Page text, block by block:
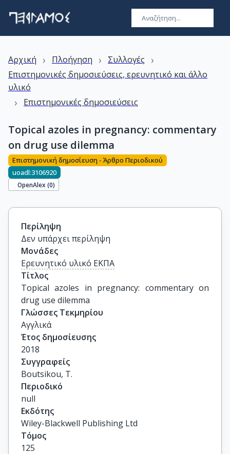
Αρχική › Πλοήγηση › Συλλογές ›
Επιστημονικές δημοσιεύσεις, ερευνητικό και άλλο
υλικό
› Επιστημονικές δημοσιεύσεις
Topical azoles in pregnancy: commentary
on drug use dilemma
Επιστημονική δημοσίευση - Άρθρο Περιοδικού
uoadl:3106920
OpenAlex (0)
Περίληψη
Δεν υπάρχει περίληψη
Μονάδες
Ερευνητικό υλικό ΕΚΠΑ
Τίτλος
Topical azoles in pregnancy: commentary on
drug use dilemma
Γλώσσες Τεκμηρίου
Αγγλικά
Έτος δημοσίευσης
2018
Συγγραφείς
Boutsikou, T.
Περιοδικό
null
Εκδότης
Wiley-Blackwell Publishing Ltd
Τόμος
125